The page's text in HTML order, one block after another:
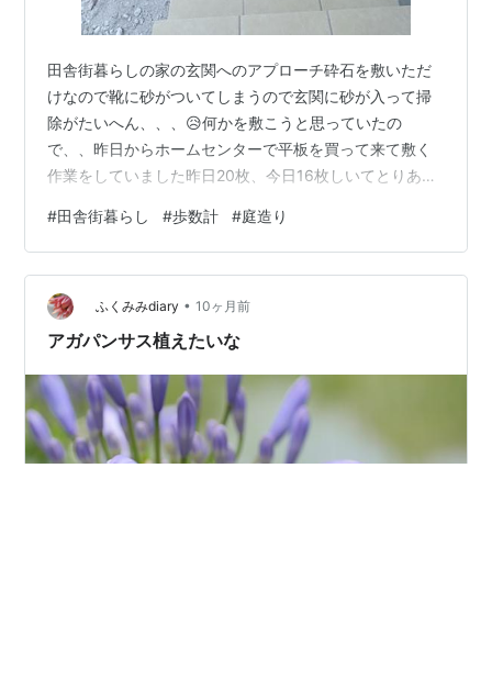
田舎街暮らしの家の玄関へのアプローチ砕石を敷いただ
けなので靴に砂がついてしまうので玄関に砂が入って掃
除がたいへん、、、😥何かを敷こうと思っていたの
で、、昨日からホームセンターで平板を買って来て敷く
作業をしていました昨日20枚、今日16枚しいてとりあえ
ので、脚が攣りそうでちょっと苦労しました雑な性格が
出てしまいますね、、、曲がっていますがまあ、これで
良しとしますとりあえず家の中に砂が入る頻度が少なく
なりました😊今日の歩数計午前中テニス、午後はこんな
作業をして10000越えです👏🏻
#田舎街暮らし #歩数計 #庭造り
ふくみみdiary • 10ヶ月前
アガパンサス植えたいな